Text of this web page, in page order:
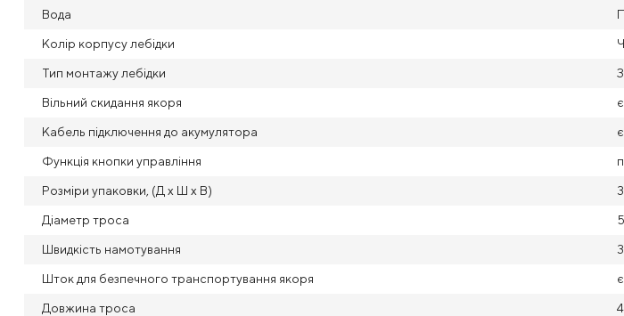
Вода
Колір корпусу лебідки
Тип монтажу лебідки
Вільний скидання якоря є
Кабель підключення до акумулятора є
Функція кнопки управління
Розміри упаковки, (Д x Ш x В)
Діаметр троса
Швидкість намотування
Шток для безпечного транспортування якоря є
Довжина троса